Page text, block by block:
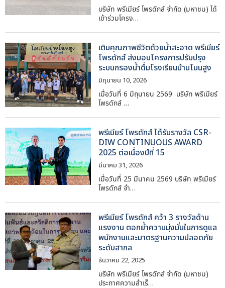
บริษัท พรีเมียร์ โพรดักส์ จำกัด (มหาชน) ได้
เข้าร่วมโครง…
เติมคุณภาพชีวิตด้วยน้ำสะอาด พรีเมียร์
โพรดักส์ ส่งมอบโครงการปรับปรุง
ระบบกรองน้ำดื่มโรงเรียนบ้านโนนสูง
มิถุนายน 10, 2026
เมื่อวันที่ 6 มิถุนายน 2569 บริษัท พรีเมียร์
โพรดักส์ …
พรีเมียร์ โพรดักส์ ได้รับรางวัล CSR-
DIW CONTINUOUS AWARD
2025 ต่อเนื่องปีที่ 15
มีนาคม 31, 2026
เมื่อวันที่ 25 มีนาคม 2569 บริษัท พรีเมียร์
โพรดักส์ จำ…
พรีเมียร์ โพรดักส์ คว้า 3 รางวัลด้าน
แรงงาน ตอกย้ำความมุ่งมั่นในการดูแล
พนักงานและมาตรฐานความปลอดภัย
ระดับสากล
ธันวาคม 22, 2025
บริษัท พรีเมียร์ โพรดักส์ จำกัด (มหาชน)
ประกาศความสำเร็…